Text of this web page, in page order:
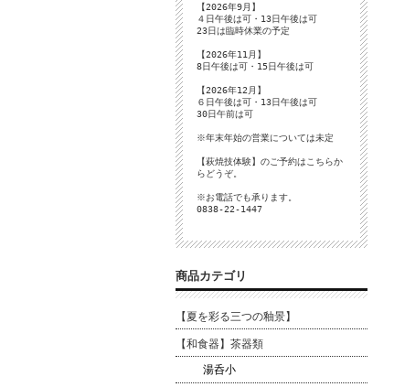
【2026年9月】
４日午後は可・13日午後は可
23日は臨時休業の予定
【2026年11月】
8日午後は可・15日午後は可
【2026年12月】
６日午後は可・13日午後は可
30日午前は可
※年末年始の営業については未定
【萩焼技体験】のご予約は こちらか
らどうぞ。
※お電話でも承ります。
0838-22-1447
商品カテゴリ
【夏を彩る三つの釉景】
【和食器】茶器類
湯呑小